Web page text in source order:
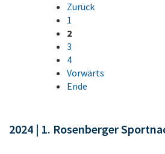
Zurück
1
2
3
4
Vorwärts
Ende
2024 | 1. Rosenberger